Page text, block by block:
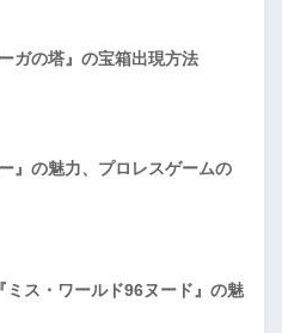
ガの塔』の宝箱出現方法
』の魅力、プロレスゲームの
ミス・ワールド96ヌード』の魅